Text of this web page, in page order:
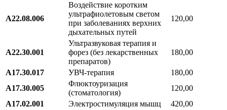
A22.08.006
Воздействие коротким
ультрафиолетовым светом
при заболеваниях верхних
дыхательных путей
120,00
А22.30.001
Ультразвуковая терапия и
форез (без лекарственных
препаратов)
180,00
А17.30.017 УВЧ-терапия
180,00
A17.30.005
Флюктоуризация
(стоматология)
120,00
A17.02.001
Электростимуляция мышц
420,00